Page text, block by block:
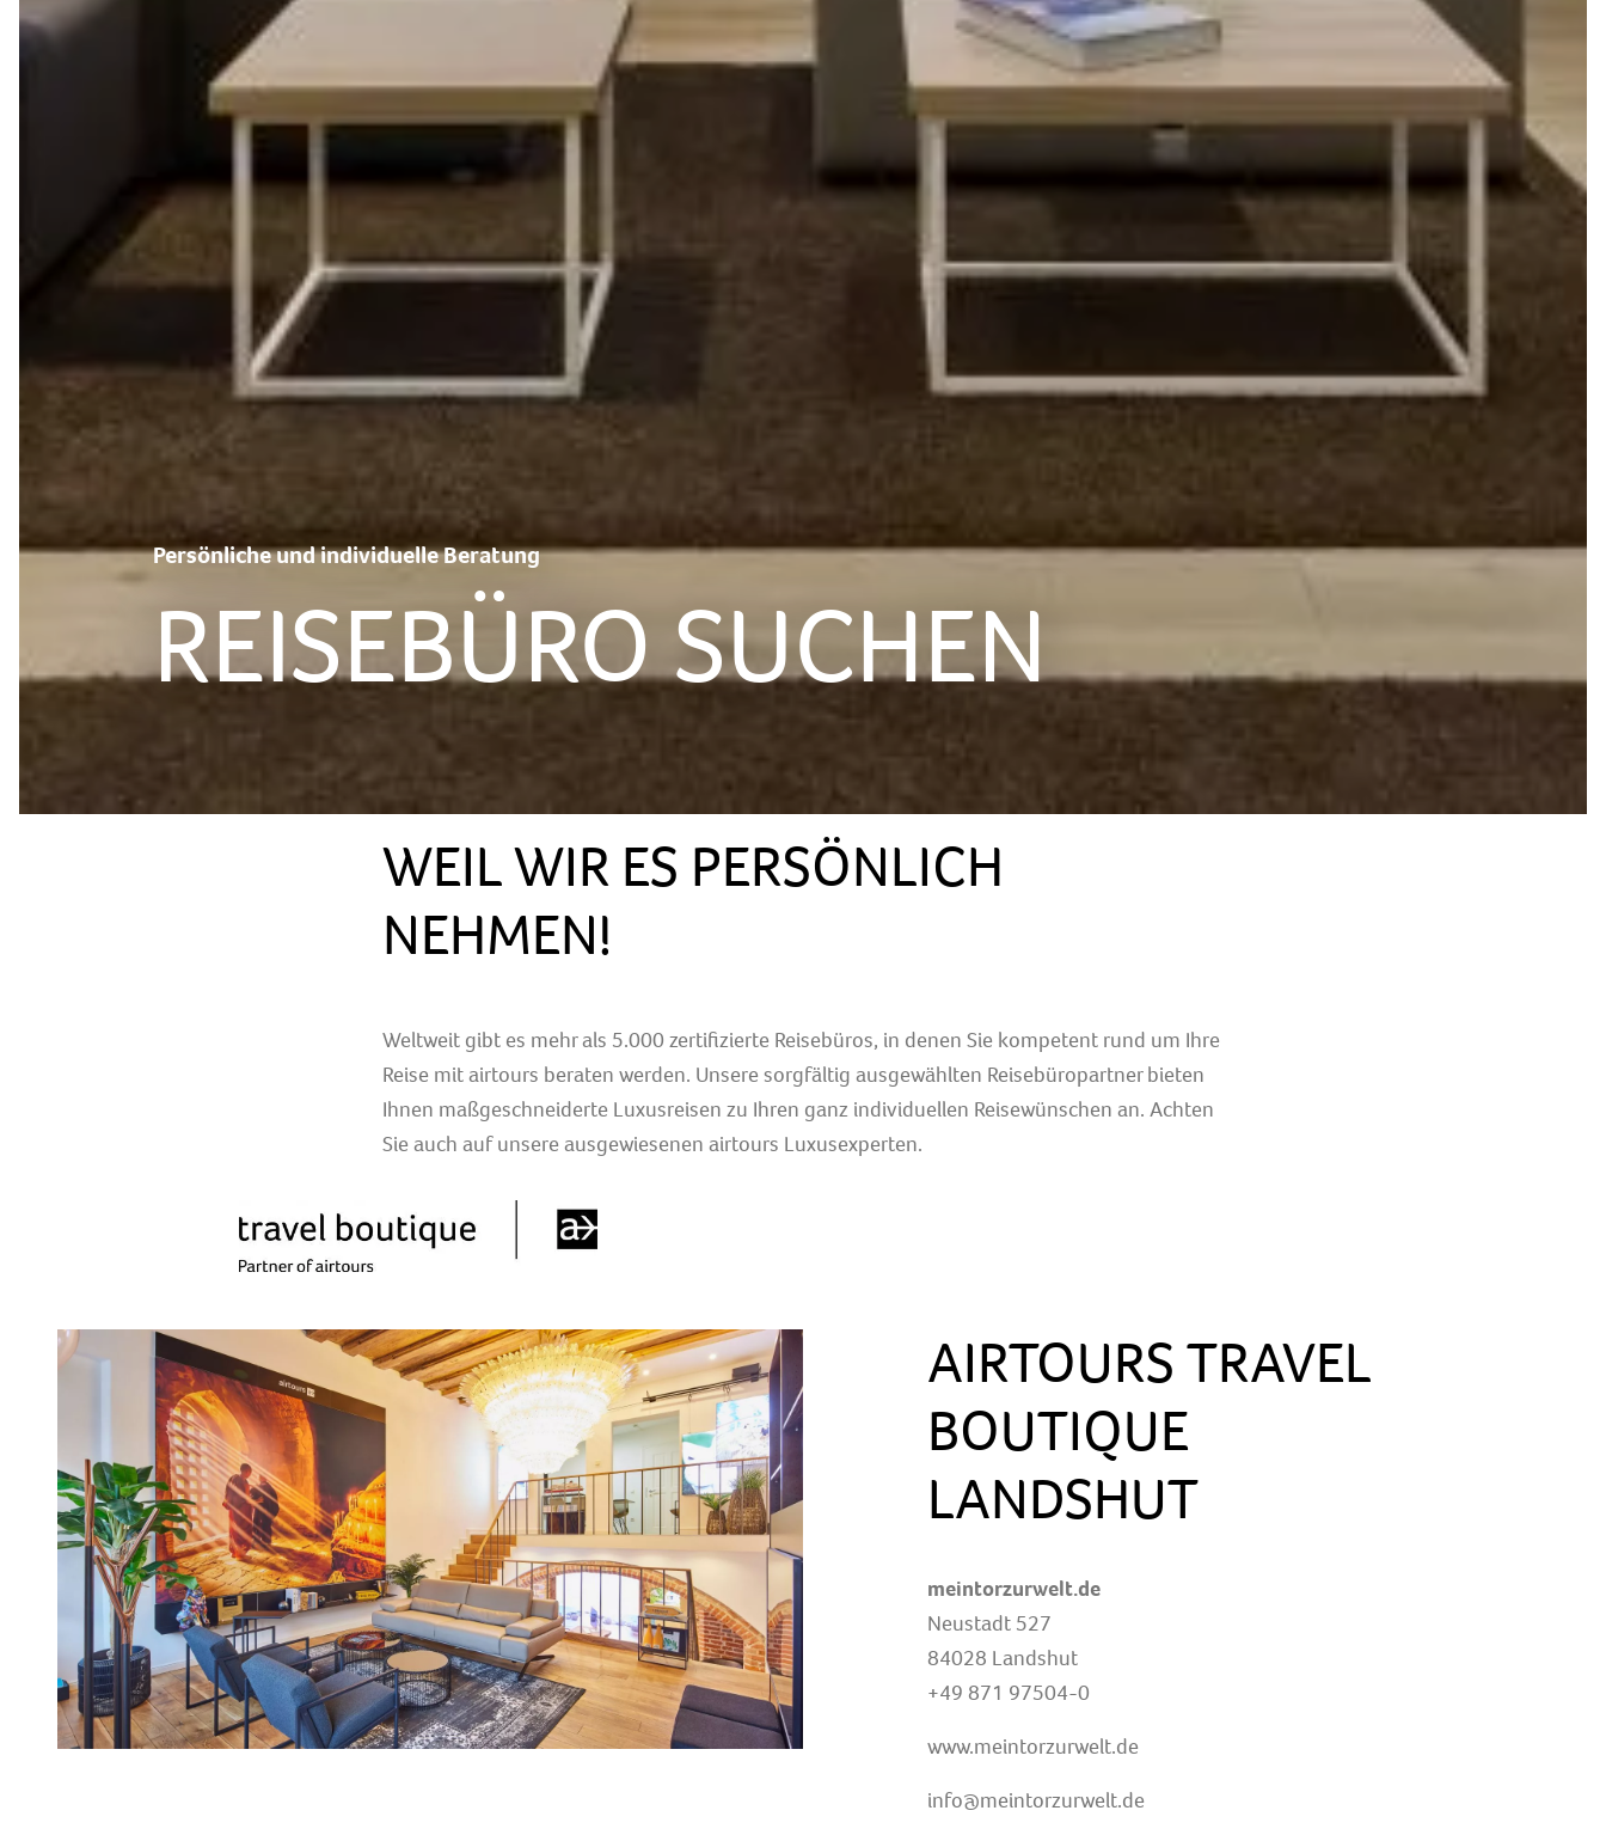
Persönliche und individuelle Beratung
REISEBÜRO SUCHEN
WEIL WIR ES PERSÖNLICH
NEHMEN!
Weltweit gibt es mehr als 5.000 zertifizierte Reisebüros, in denen Sie kompetent rund um Ihre
Reise mit airtours beraten werden. Unsere sorgfältig ausgewählten Reisebüropartner bieten
Ihnen maßgeschneiderte Luxusreisen zu Ihren ganz individuellen Reisewünschen an. Achten
Sie auch auf unsere ausgewiesenen airtours Luxusexperten.
AIRTOURS TRAVEL
BOUTIQUE
LANDSHUT
meintorzurwelt.de
Neustadt 527
84028 Landshut
+49 871 97504-0
www.meintorzurwelt.de
info@meintorzurwelt.de